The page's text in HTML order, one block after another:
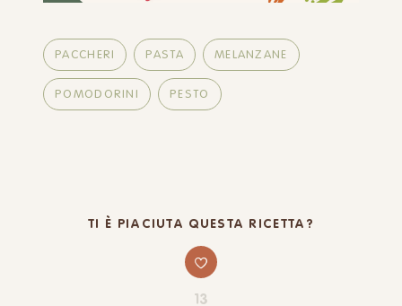
PACCHERI PASTA MELANZANE
POMODORINI PESTO
TI È PIACIUTA QUESTA RICETTA?
13